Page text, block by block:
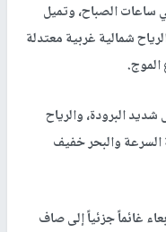
الصباح، وتميل
شمالية غربية معتدلة
الموج.
شديد البرودة، والرياح
السرعة والبحر خفيف
غائماً جزئياً إلى صاف